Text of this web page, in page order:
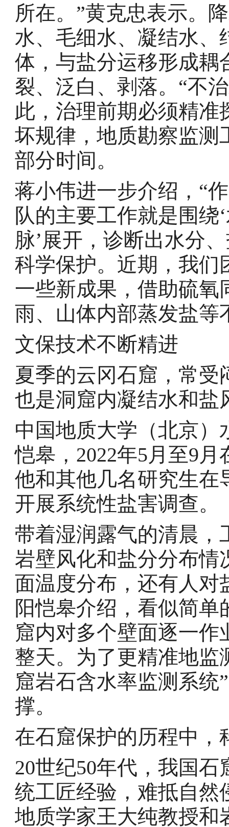
所在。”黄克忠表示。
水、毛细水、凝结水、
体，与盐分运移形成耦
裂、泛白、剥落。“不
此，治理前期必须精
坏规律，地质勘察监测
部分时间。
蒋小伟进一步介绍，“
队的主要工作就是围绕
脉’展开，诊断出水分
科学保护。近期，我们
一些新成果，借助硫氧
雨、山体内部蒸发盐等
文保技术不断精进
夏季的云冈石窟，常受
也是洞窟内凝结水和盐
中国地质大学（北京
恺皋，2022年5月至9
他和其他几名研究生在
开展系统性盐害调查。
带着湿润露气的清晨，
岩壁风化和盐分分布情
面温度分布，还有人对
阳恺皋介绍，看似简
窟内对多个壁面逐一
整天。为了更精准地监
窟岩石含水率监测系统
撑。
在石窟保护的历程中，
20世纪50年代，我国
统工匠经验，难抵自然
地质学家王大纯教授和